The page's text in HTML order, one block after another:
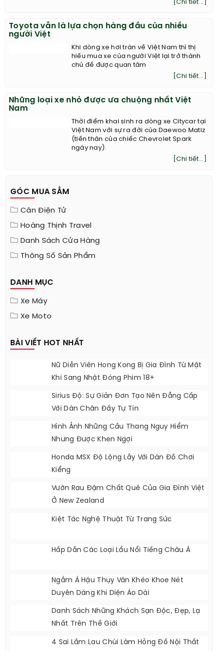
[Chi tiết...]
Toyota vẫn là lựa chọn hàng đầu của nhiều
người Việt
Khi dòng xe hơi tràn về Việt Nam thì thị
hiếu mua xe của người Việt lại trở thành
chủ đề được quan tâm
[Chi tiết...]
Những loại xe nhỏ được ưa chuộng nhất Việt
Nam
Thời điểm khai sinh ra dòng xe Citycar tại
Việt Nam với sự ra đời của Daewoo Matiz
(tiền thân của chiếc Chevrolet Spark
ngày nay).
[Chi tiết...]
GÓC MUA SẮM
Cân Điện Tử
Hoàng Thịnh Travel
Danh Sách Cửa Hàng
Thông Số Sản Phẩm
DANH MỤC
Xe Máy
Xe Moto
BÀI VIẾT HOT NHẤT
Nữ Diễn Viên Hong Kong Bị Gia Đình Từ Mặt
Khi Sang Nhật Đóng Phim 18+
Sirius Độ: Sự Giản Đơn Tạo Nên Đẳng Cấp
Với Dàn Chân Đầy Tự Tin
Hình Ảnh Những Cầu Thang Nguy Hiểm
Nhưng Được Khen Ngợi
Honda MSX Độ Lộng Lẫy Với Dàn Đồ Chơi
Kiểng
Vườn Rau Đậm Chất Quê Của Gia Đình Việt
Ở New Zealand
Kiệt Tác Nghệ Thuật Từ Trang Sức
Hấp Dẫn Các Loại Lẩu Nổi Tiếng Châu Á
Ngắm Á Hậu Thụy Vân Khéo Khoe Nét
Duyên Dáng Khi Diện Áo Dài
Danh Sách Những Khách Sạn Độc, Đẹp, Lạ
Nhất Trên Thế Giới
4 Sai Lầm Lau Chùi Làm Hỏng Đồ Nội Thất